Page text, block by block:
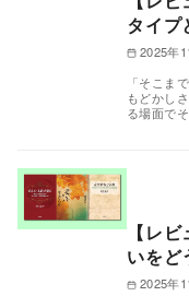
タイプ
2025年
「そこま
もどかし
る場面で
【レ
いをど
2025年